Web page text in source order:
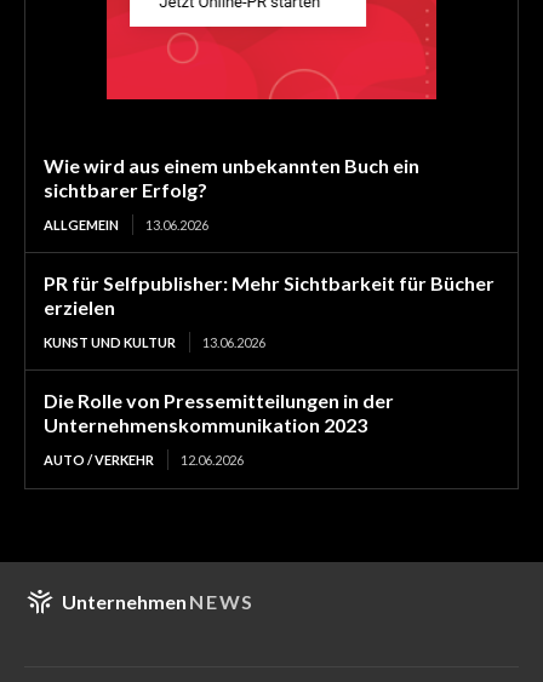
Wie wird aus einem unbekannten Buch ein
sichtbarer Erfolg?
ALLGEMEIN 13.06.2026
PR für Selfpublisher: Mehr Sichtbarkeit für Bücher
erzielen
KUNST UND KULTUR 13.06.2026
Die Rolle von Pressemitteilungen in der
Unternehmenskommunikation 2023
AUTO / VERKEHR 12.06.2026
Unternehmen NEWS